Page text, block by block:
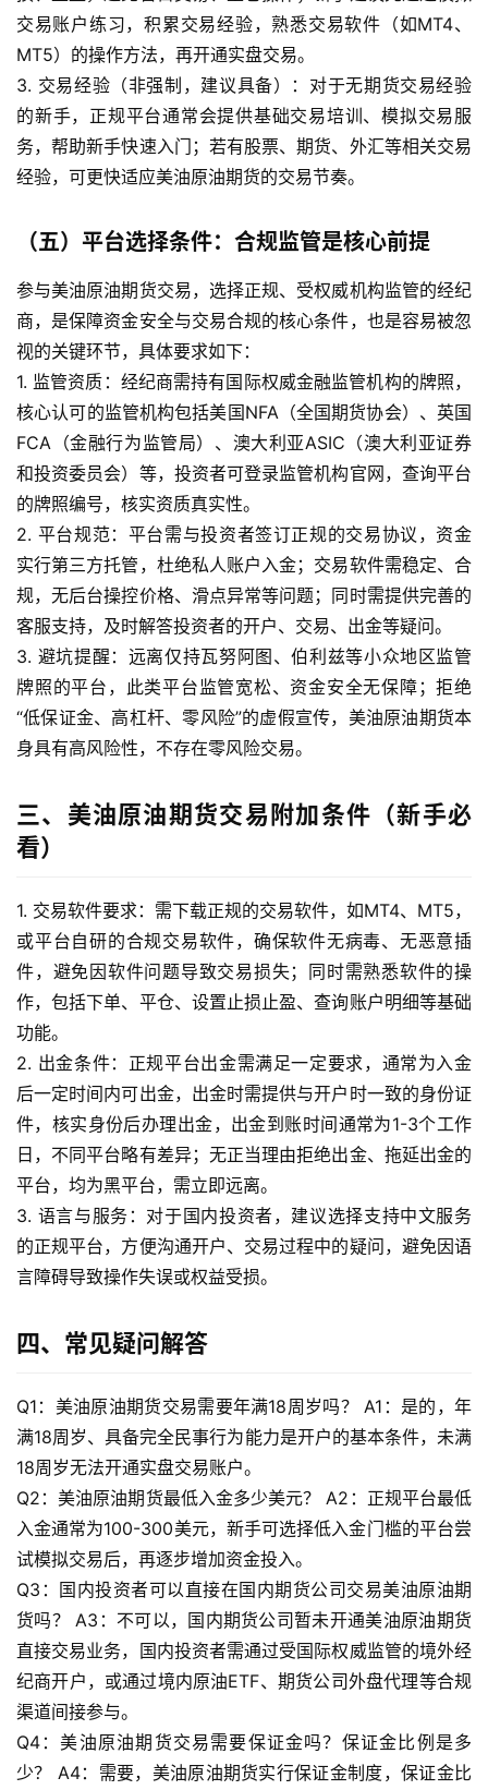
油
期
直
播
室
油
货
行
情
原
油
直
播
室
国
内
期
货
国
际
期
投
门
交易账户练习，积累交易经验，熟悉交易软件（如MT4、
MT5）的操作方法，再开通实盘交易。
3. 交易经验（非强制，建议具备）：对于无期货交易经验
的新手，正规平台通常会提供基础交易培训、模拟交易服
务，帮助新手快速入门；若有股票、期货、外汇等相关交易
经验，可更快适应美油原油期货的交易节奏。
（五）平台选择条件：合规监管是核心前提
参与美油原油期货交易，选择正规、受权威机构监管的经纪
商，是保障资金安全与交易合规的核心条件，也是容易被忽
视的关键环节，具体要求如下：
1. 监管资质：经纪商需持有国际权威金融监管机构的牌照，
核心认可的监管机构包括美国NFA（全国期货协会）、英国
FCA（金融行为监管局）、澳大利亚ASIC（澳大利亚证券
和投资委员会）等，投资者可登录监管机构官网，查询平台
的牌照编号，核实资质真实性。
2. 平台规范：平台需与投资者签订正规的交易协议，资金
实行第三方托管，杜绝私人账户入金；交易软件需稳定、合
规，无后台操控价格、滑点异常等问题；同时需提供完善的
客服支持，及时解答投资者的开户、交易、出金等疑问。
3. 避坑提醒：远离仅持瓦努阿图、伯利兹等小众地区监管
牌照的平台，此类平台监管宽松、资金安全无保障；拒绝
“低保证金、高杠杆、零风险”的虚假宣传，美油原油期货本
身具有高风险性，不存在零风险交易。
三、美油原油期货交易附加条件（新手必
看）
1. 交易软件要求：需下载正规的交易软件，如MT4、MT5，
或平台自研的合规交易软件，确保软件无病毒、无恶意插
件，避免因软件问题导致交易损失；同时需熟悉软件的操
作，包括下单、平仓、设置止损止盈、查询账户明细等基础
功能。
2. 出金条件：正规平台出金需满足一定要求，通常为入金
后一定时间内可出金，出金时需提供与开户时一致的身份证
件，核实身份后办理出金，出金到账时间通常为1-3个工作
日，不同平台略有差异；无正当理由拒绝出金、拖延出金的
平台，均为黑平台，需立即远离。
3. 语言与服务：对于国内投资者，建议选择支持中文服务
的正规平台，方便沟通开户、交易过程中的疑问，避免因语
言障碍导致操作失误或权益受损。
四、常见疑问解答
Q1：美油原油期货交易需要年满18周岁吗？ A1：是的，年
满18周岁、具备完全民事行为能力是开户的基本条件，未满
18周岁无法开通实盘交易账户。
Q2：美油原油期货最低入金多少美元？ A2：正规平台最低
入金通常为100-300美元，新手可选择低入金门槛的平台尝
试模拟交易后，再逐步增加资金投入。
Q3：国内投资者可以直接在国内期货公司交易美油原油期
货吗？ A3：不可以，国内期货公司暂未开通美油原油期货
直接交易业务，国内投资者需通过受国际权威监管的境外经
纪商开户，或通过境内原油ETF、期货公司外盘代理等合规
渠道间接参与。
Q4：美油原油期货交易需要保证金吗？保证金比例是多
少？ A4：需要，美油原油期货实行保证金制度，保证金比